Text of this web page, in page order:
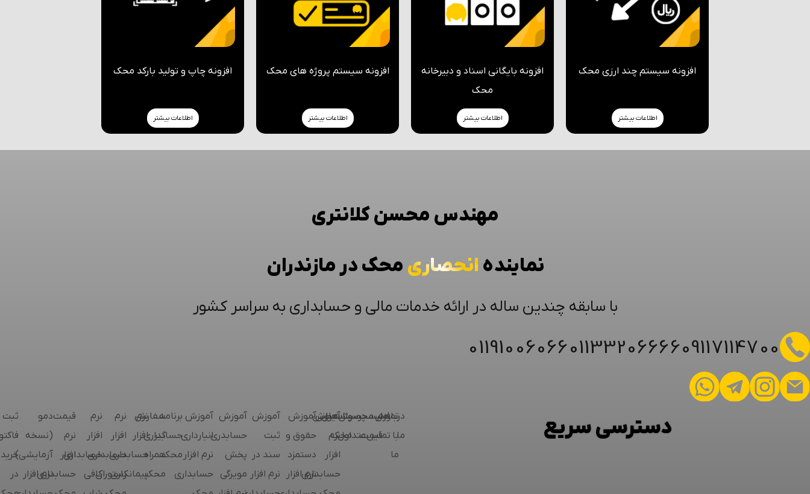
افزونه سیستم چند ارزی محک
اطلاعات بیشتر
افزونه بایگانی اسناد و دبیرخانه
محک
اطلاعات بیشتر
افزونه سیستم پروژه های محک
اطلاعات بیشتر
افزونه چاپ و تولید بارکد محک
اطلاعات بیشتر
مهندس محسن کلانتری
نماینده انحصاری محک در مازندران
با سابقه چندین ساله در ارائه خدمات مالی و حسابداری به سراسر کشور
09117114700
01133206666
01191006066
دسترسی سریع
درباره
ما
تماس
با
ما
فرم
تماس
لیست
قیمت
محصولات
پرسش‌های
متداول
پشتیبانی
محک
آموزش
نرم
افزار
حسابداری
آموزش
حقوق و
دستمزد
نرم افزار
آموزش
ثبت
سند در
نرم افزار
آموزش
حسابدری
پخش
مویرگی
آموزش
انبارداری
نرم افزار
حسابداری
برنامه
حسابداری
محک
سفارش
گیر
همراه
محک
نرم
افزار
حسابداری
پیمانکاری
نرم
افزار
حسابداری
رستوران
نرم
افزار
حسابداری
کافی
قیمت
نرم
افزار
حسابداری
دمو
(نسخه
آزمایشی)
نرم افزار
ثبت
خرید
در